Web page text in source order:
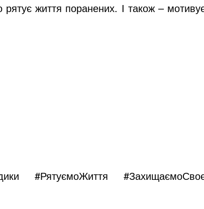
життя поранених. І також –
#РятуємоЖиття